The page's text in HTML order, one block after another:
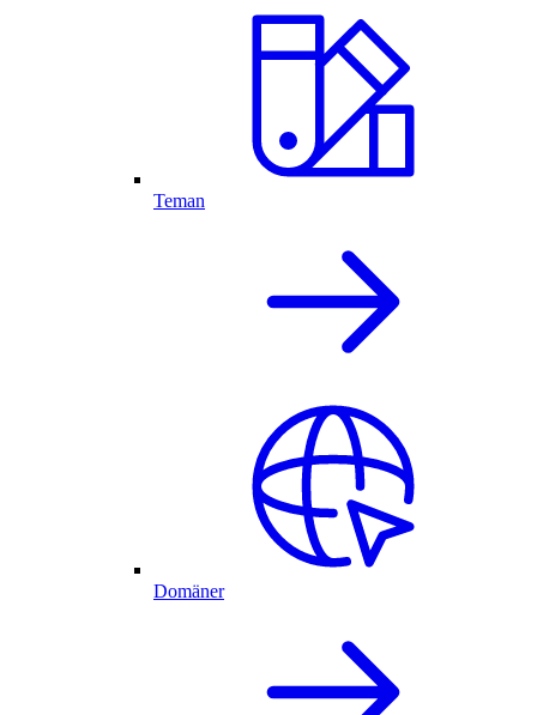
Teman
Domäner